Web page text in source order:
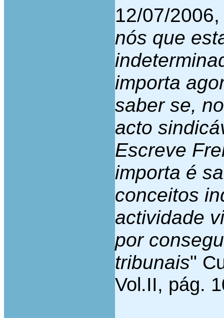
12/07/
nós que
importa
saber se,
acto
Escreve
importa é
conceitos
actividade
por
tribunais"
Vol.II, pág.